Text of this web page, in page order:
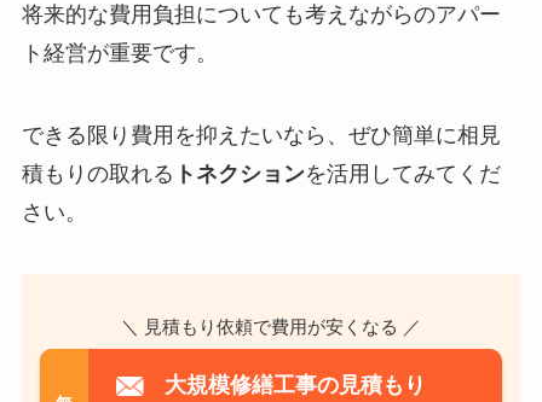
将来的な費用負担についても考えながらのアパー
ト経営が重要です。
できる限り費用を抑えたいなら、ぜひ簡単に相見
積もりの取れる トネクションを活用してみてくだ
さい。
＼ 見積もり依頼で費用が安くなる ／
大規模修繕工事の見積もり